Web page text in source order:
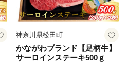
神奈川県松田町
かながわブランド【足柄牛】
サーロインステーキ500ｇ